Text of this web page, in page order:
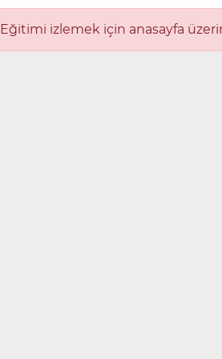
Eğitimi izlemek için anasayfa